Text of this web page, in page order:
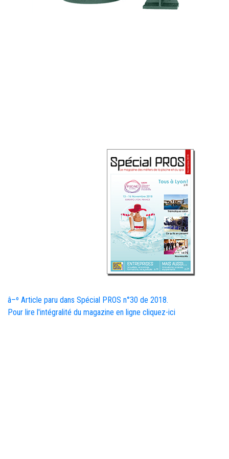
â–º Article paru dans Spécial PROS n°30 de 2018.
Pour lire l'intégralité du magazine en ligne cliquez-ici